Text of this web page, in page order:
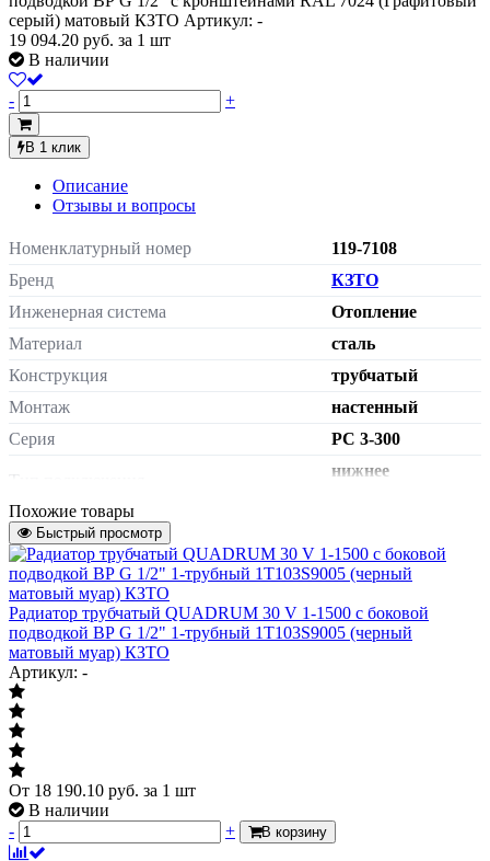
серый) матовый КЗТО Артикул: -
19 094.20 руб. за 1 шт
В наличии
- +
В 1 клик
Описание
Отзывы и вопросы
Номенклатурный номер
119-7108
Бренд
КЗТО
Инженерная система
Отопление
Материал
сталь
Конструкция
трубчатый
Монтаж
настенный
Серия
РС 3-300
Тип подключения
нижнее
Сторона подключения
Подключение к системе отопления
внутренняя резьба
G 1/2"
Терморегулятор
с
термостатическим
клапаном
Присоединение термостатического
элемента
Элемент термостатический
Крепеж
поставки
Количество труб в одной секции
Похожие товары
Быстрый просмотр
Радиатор трубчатый QUADRUM 30 V 1-1500 с боковой
подводкой ВР G 1/2" 1-трубный 1T103S9005 (черный
матовый муар) КЗТО
Артикул: -
От 18 190.10 руб. за 1 шт
В наличии
-
+ В корзину